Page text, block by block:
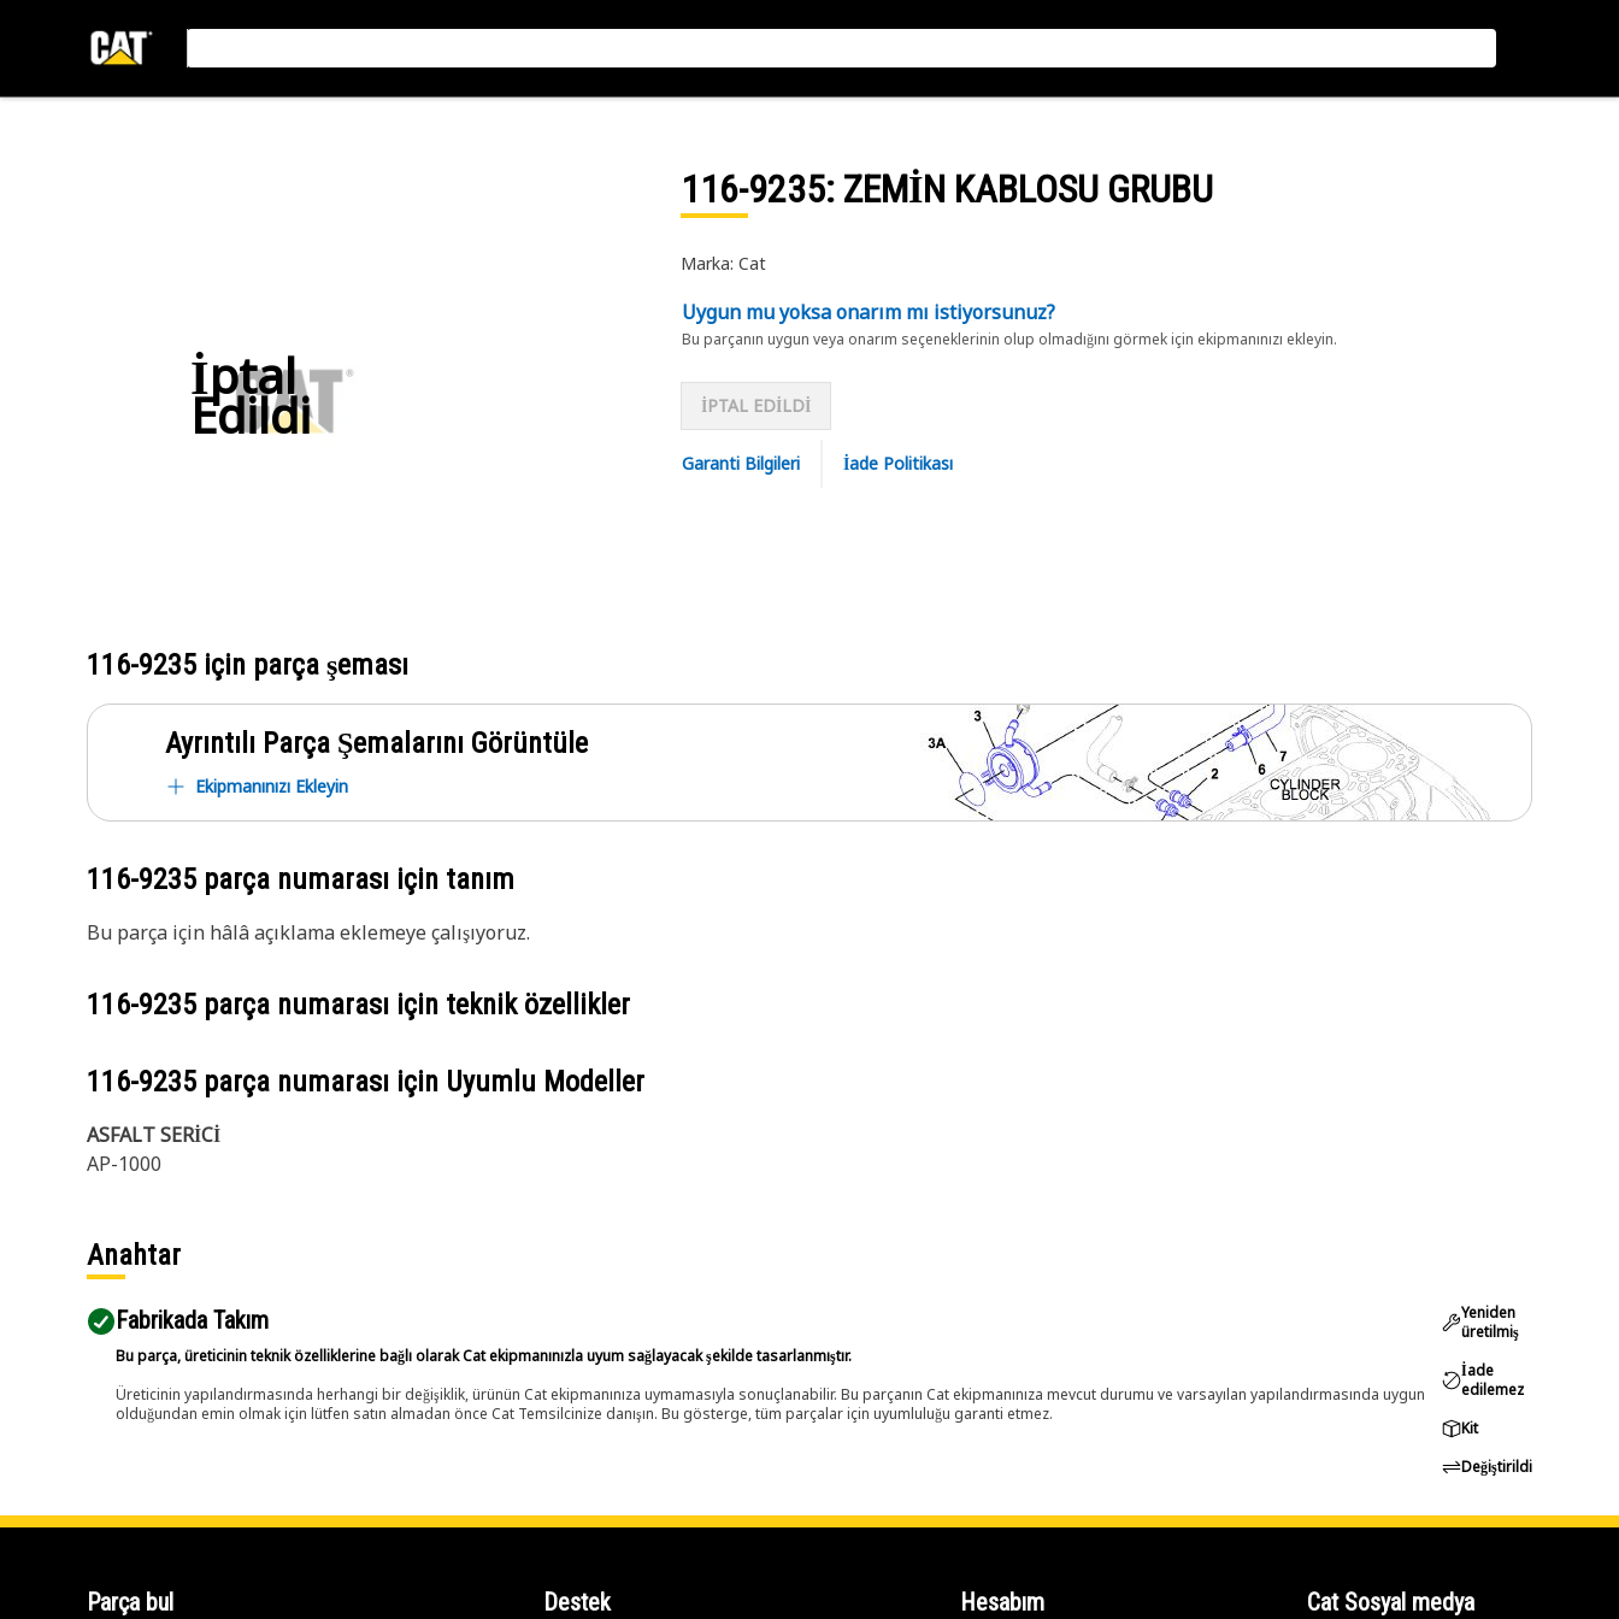
İptal
Edildi
116-9235: ZEMİN KABLOSU GRUBU
Marka: Cat
Uygun mu yoksa onarım mı istiyorsunuz?
Bu parçanın uygun veya onarım seçeneklerinin olup olmadığını görmek için ekipmanınızı ekleyin.
İPTAL EDİLDİ
Garanti Bilgileri İade Politikası
116-9235 için parça şeması
Ayrıntılı Parça Şemalarını Görüntüle
Ekipmanınızı Ekleyin
116-9235 parça numarası için tanım
Bu parça için hâlâ açıklama eklemeye çalışıyoruz.
116-9235 parça numarası için teknik özellikler
116-9235 parça numarası için Uyumlu Modeller
ASFALT SERİCİ
AP-1000
Anahtar
Fabrikada Takım
Bu parça, üreticinin teknik özelliklerine bağlı olarak Cat ekipmanınızla uyum sağlayacak şekilde tasarlanmıştır.
Üreticinin yapılandırmasında herhangi bir değişiklik, ürünün Cat ekipmanınıza uymamasıyla sonuçlanabilir. Bu parçanın Cat ekipmanınıza mevcut durumu ve varsayılan yapılandırmasında uygun
olduğundan emin olmak için lütfen satın almadan önce Cat Temsilcinize danışın. Bu gösterge, tüm parçalar için uyumluluğu garanti etmez.
Yeniden
üretilmiş
İade
edilemez
Kit
Değiştirildi
Parça bul Destek Hesabım Cat Sosyal medya